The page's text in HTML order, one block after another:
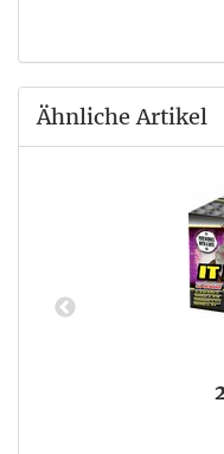
Ähnliche Artikel